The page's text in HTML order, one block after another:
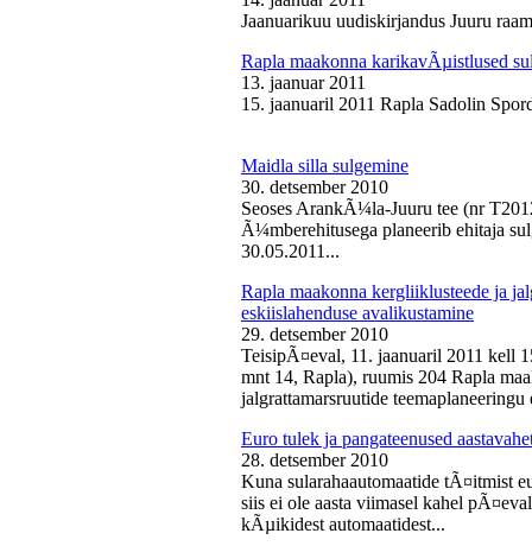
Jaanuarikuu uudiskirjandus Juuru
Rapla maakonna karikavÃµistlused
13. jaanuar 2011
15. jaanuaril 2011 Rapla Sadolin
Maidla silla sulgemine
30. detsember 2010
Seoses ArankÃ¼la-Juuru tee (nr
Ã¼mberehitusega planeerib ehitaja
30.05.2011...
Rapla maakonna kergliiklusteede ja
eskiislahenduse avalikustamine
29. detsember 2010
TeisipÃ¤eval, 11. jaanuaril 2011 kell
mnt 14, Rapla), ruumis 204 Rapla
jalgrattamarsruutide
Euro tulek ja pangateenused
28. detsember 2010
Kuna sularahaautomaatide tÃ¤itmist
siis ei ole aasta viimasel kahel
kÃµikidest automaatidest...